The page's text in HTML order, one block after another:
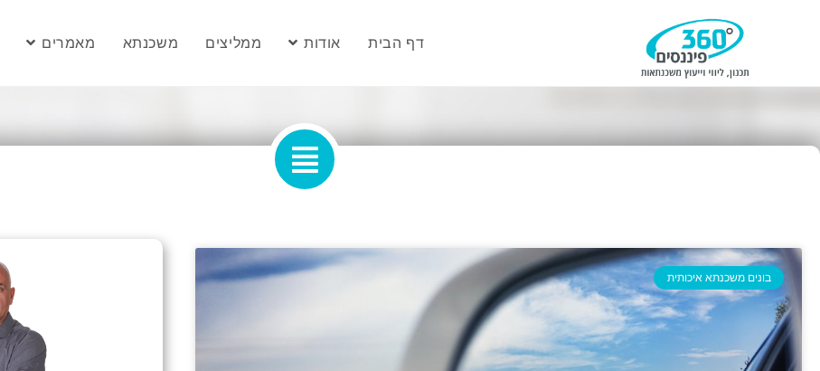
דף הבית אודות ממליצים משכנתא מאמרים
בונים משכנתא איכותית